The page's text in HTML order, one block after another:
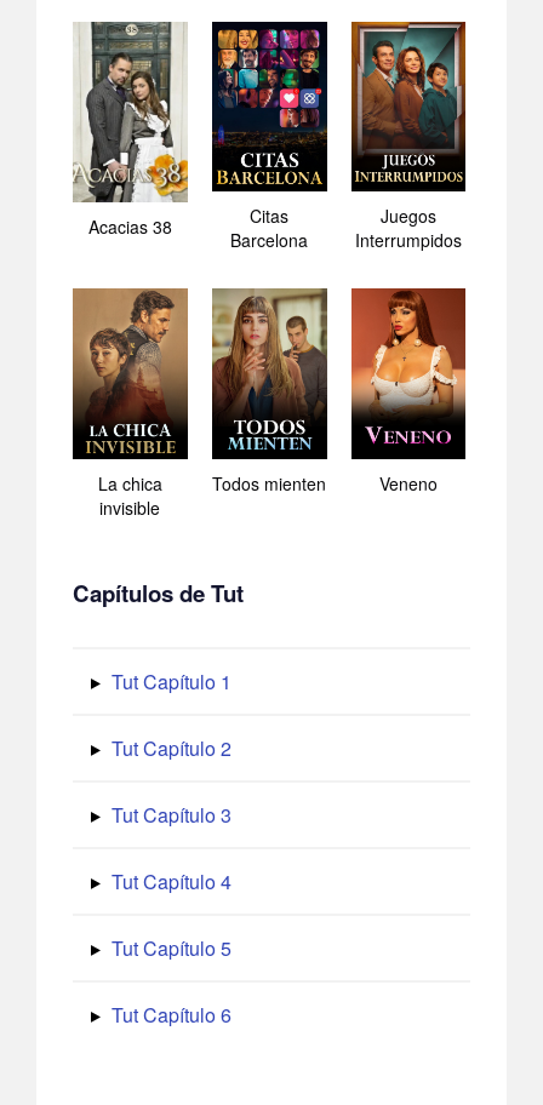
Acacias 38
Citas
Barcelona
Juegos
Interrumpidos
La chica
invisible
Todos mienten Veneno
Capítulos de Tut
Tut Capítulo 1
Tut Capítulo 2
Tut Capítulo 3
Tut Capítulo 4
Tut Capítulo 5
Tut Capítulo 6